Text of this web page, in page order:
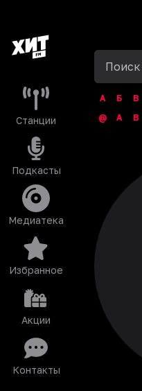
Станции
Подкасты
Медиатека
Избранное
Акции
Контакты
А Б В
@
A B